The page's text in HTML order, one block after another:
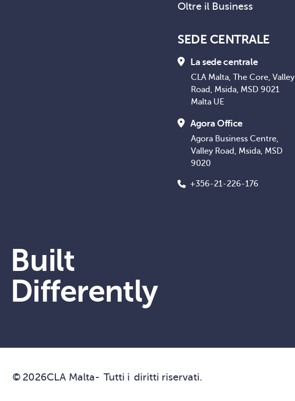
Oltre il Business
SEDE CENTRALE
La sede centrale
CLA Malta, The Core, Valley
Road, Msida, MSD 9021
Malta UE
Agora Office
Agora Business Centre,
Valley Road, Msida, MSD
9020
+356-21-226-176
Built
Differently
© 2026CLA Malta- Tutti i diritti riservati.